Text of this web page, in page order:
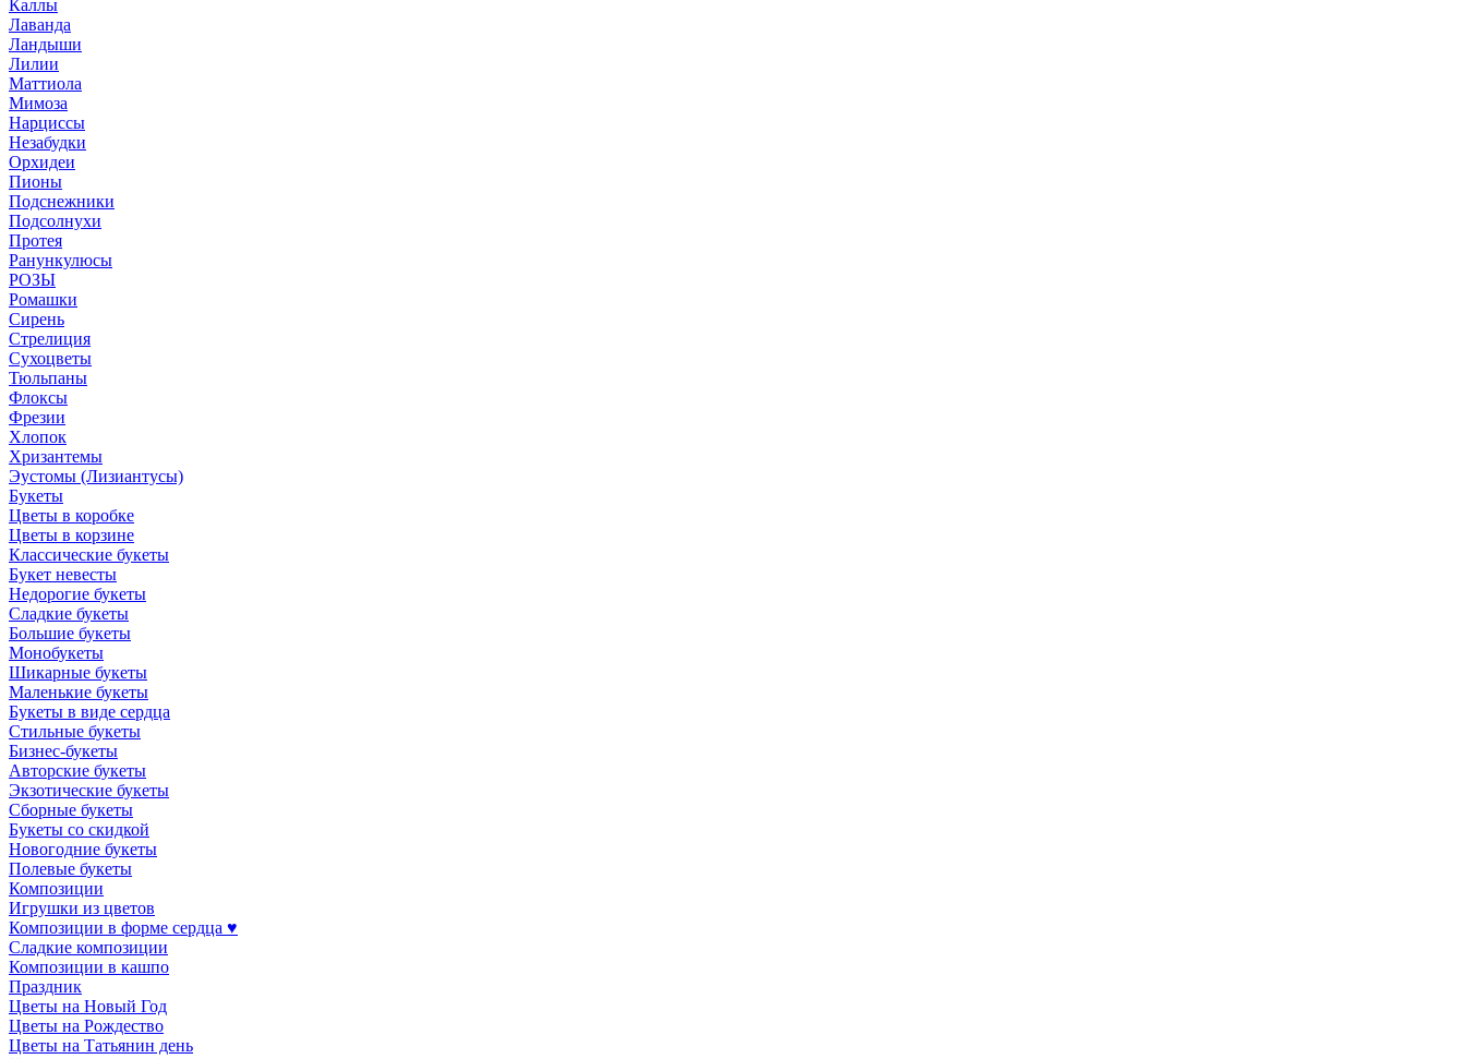
Каллы
Лаванда
Ландыши
Лилии
Маттиола
Мимоза
Нарциссы
Незабудки
Орхидеи
Пионы
Подснежники
Подсолнухи
Протея
Ранункулюсы
РОЗЫ
Ромашки
Сирень
Стрелиция
Сухоцветы
Тюльпаны
Флоксы
Фрезии
Хлопок
Хризантемы
Эустомы (Лизиантусы)
Букеты
Цветы в коробке
Цветы в корзине
Классические букеты
Букет невесты
Недорогие букеты
Сладкие букеты
Большие букеты
Монобукеты
Шикарные букеты
Маленькие букеты
Букеты в виде сердца
Стильные букеты
Бизнес-букеты
Авторские букеты
Экзотические букеты
Сборные букеты
Букеты со скидкой
Новогодние букеты
Полевые букеты
Композиции
Игрушки из цветов
Композиции в форме сердца ♥
Сладкие композиции
Композиции в кашпо
Праздник
Цветы на Новый Год
Цветы на Рождество
Цветы на Татьянин день